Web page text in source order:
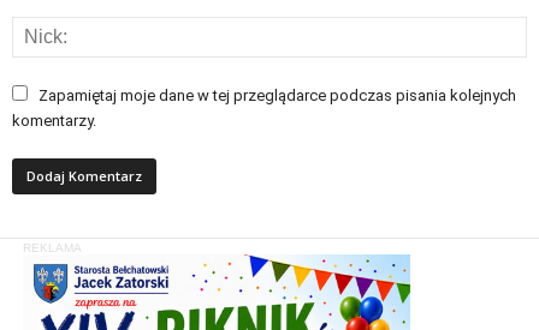
Zapamiętaj moje dane w tej przeglądarce podczas pisania kolejnych
komentarzy.
REKLAMA